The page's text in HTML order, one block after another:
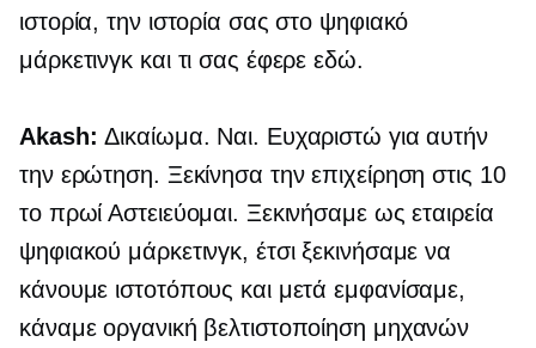
ιστορία, την ιστορία σας στο ψηφιακό
μάρκετινγκ και τι σας έφερε εδώ.
Akash: Δικαίωμα. Ναι. Ευχαριστώ για αυτήν
την ερώτηση. Ξεκίνησα την επιχείρηση στις 10
το πρωί Αστειεύομαι. Ξεκινήσαμε ως εταιρεία
ψηφιακού μάρκετινγκ, έτσι ξεκινήσαμε να
κάνουμε ιστοτόπους και μετά εμφανίσαμε,
κάναμε οργανική βελτιστοποίηση μηχανών